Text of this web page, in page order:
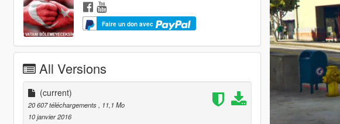
All Versions
(current)
20 607 téléchargements